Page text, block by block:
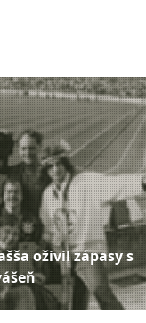
oživil zápasy s